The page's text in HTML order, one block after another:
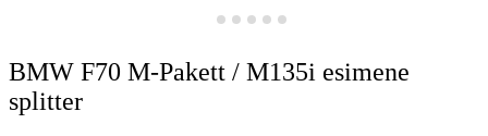
BMW F70 M-Pakett / M135i esimene
splitter